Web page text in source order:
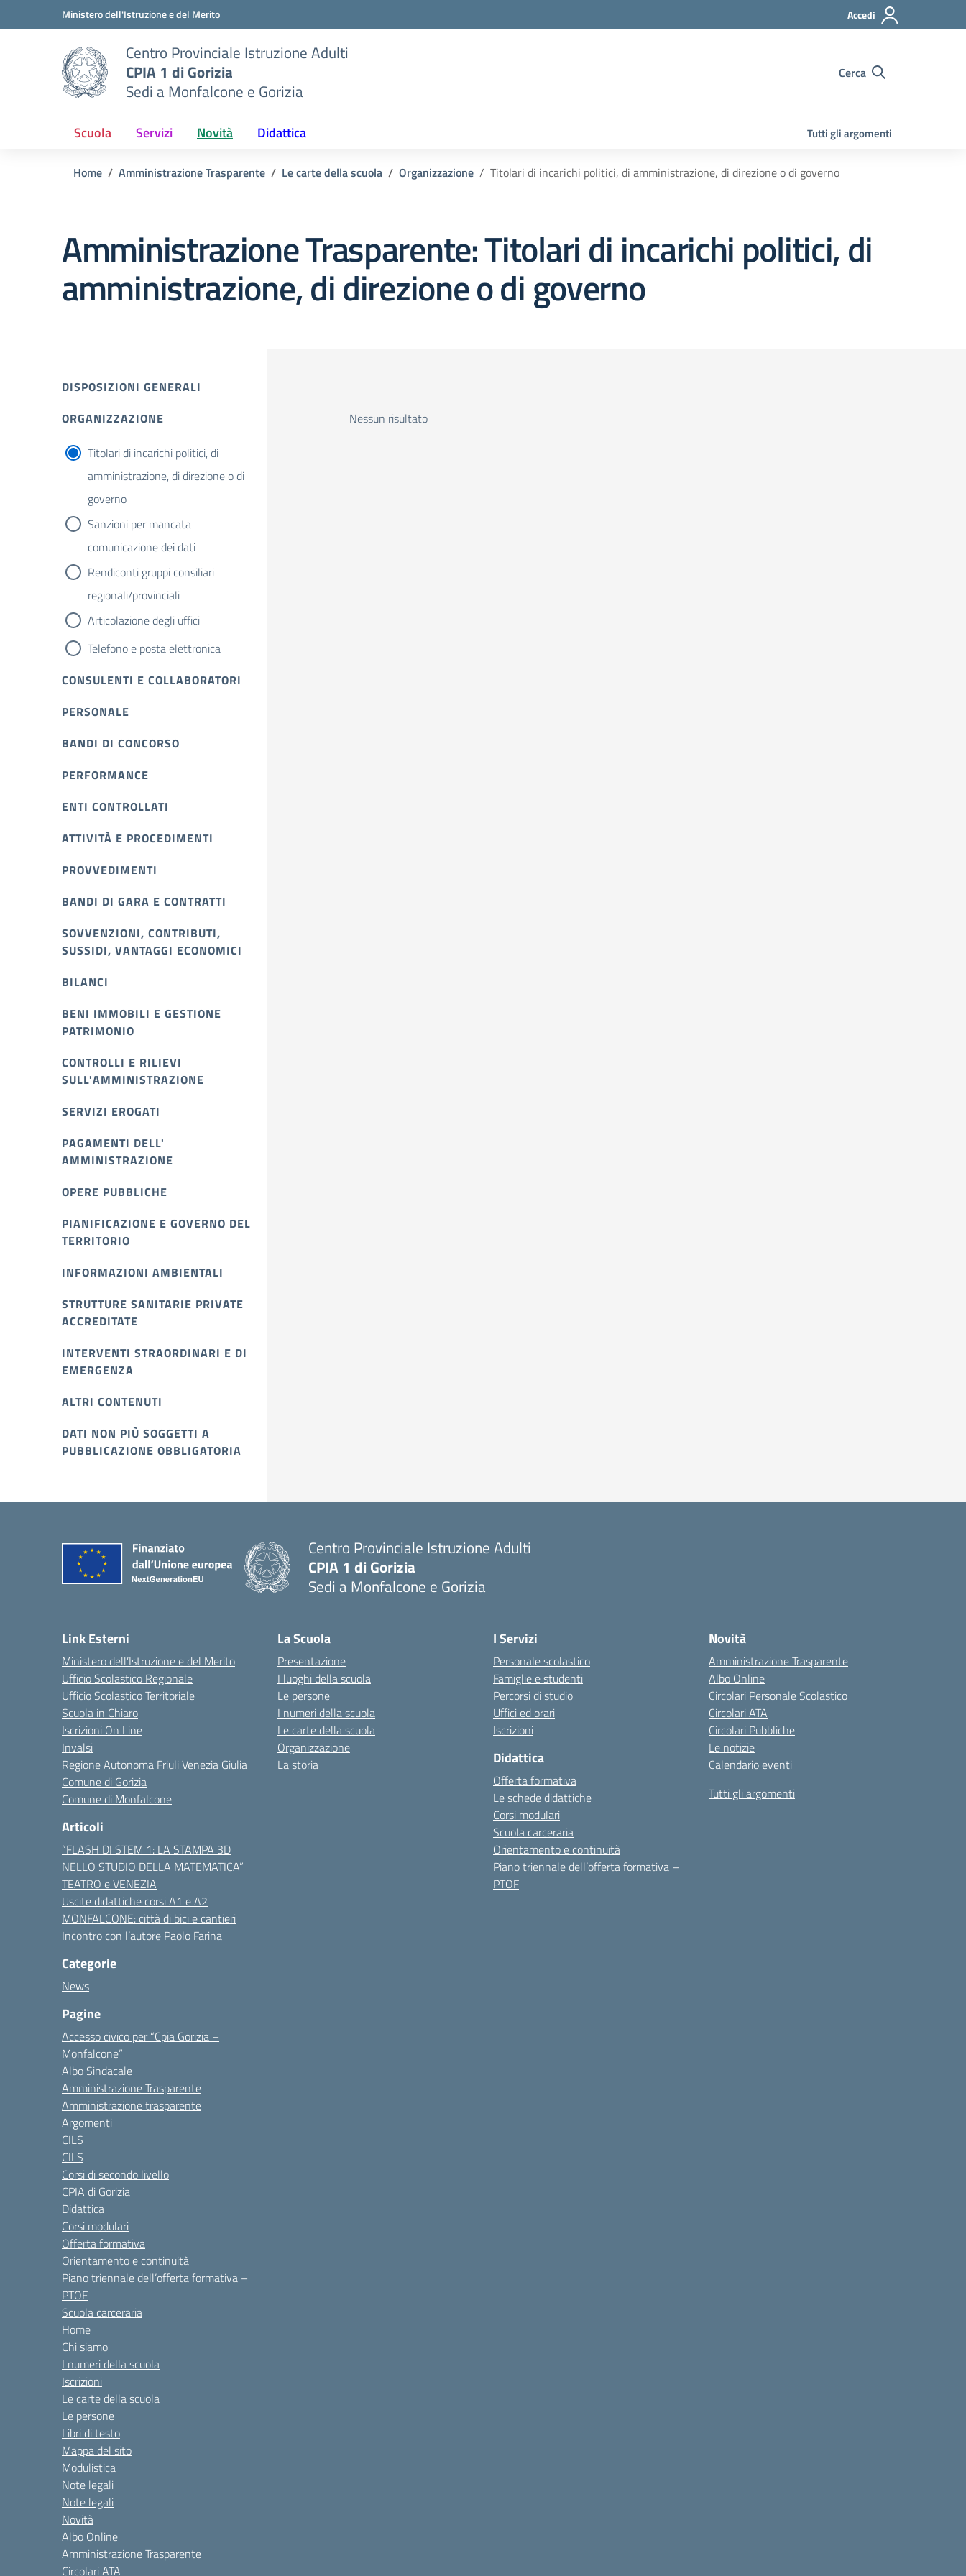
Vai ai contenuti
Vai al menu di navigazioneMinistero dell'Istruzione e del Merito Accedi
Centro Provinciale Istruzione Adulti
CPIA 1 di Gorizia
Sedi a Monfalcone e Gorizia
Cerca
Scuola Servizi Novità Didattica Tutti gli argomenti
Home Amministrazione Trasparente Le carte della scuola Organizzazione Titolari di incarichi politici, di amministrazione, di direzione o di governo
Amministrazione Trasparente:Titolari di incarichi politici, di
amministrazione, di direzione o di governo
DISPOSIZIONI GENERALI
ORGANIZZAZIONE
Titolari di incarichi politici, di
amministrazione, di direzione o di
governo
Sanzioni per mancata
comunicazione dei dati
Rendiconti gruppi consiliari
regionali/provinciali
Articolazione degli uffici
Telefono e posta elettronica
CONSULENTI E COLLABORATORI
PERSONALE
BANDI DI CONCORSO
PERFORMANCE
ENTI CONTROLLATI
ATTIVITÀ E PROCEDIMENTI
PROVVEDIMENTI
BANDI DI GARA E CONTRATTI
SOVVENZIONI, CONTRIBUTI,
SUSSIDI, VANTAGGI ECONOMICI
BILANCI
BENI IMMOBILI E GESTIONE
PATRIMONIO
CONTROLLI E RILIEVI
SULL'AMMINISTRAZIONE
SERVIZI EROGATI
PAGAMENTI DELL'
AMMINISTRAZIONE
OPERE PUBBLICHE
PIANIFICAZIONE E GOVERNO DEL
TERRITORIO
INFORMAZIONI AMBIENTALI
STRUTTURE SANITARIE PRIVATE
ACCREDITATE
INTERVENTI STRAORDINARI E DI
EMERGENZA
ALTRI CONTENUTI
DATI NON PIÙ SOGGETTI A
PUBBLICAZIONE OBBLIGATORIA
Nessun risultato
Centro Provinciale Istruzione Adulti
CPIA 1 di Gorizia
Sedi a Monfalcone e Gorizia
Link Esterni
Ministero dell’Istruzione e del Merito
Ufficio Scolastico Regionale
Ufficio Scolastico Territoriale
Scuola in Chiaro
Iscrizioni On Line
Invalsi
Regione Autonoma Friuli Venezia Giulia
Comune di Gorizia
Comune di Monfalcone
Articoli
“FLASH DI STEM 1: LA STAMPA 3D
NELLO STUDIO DELLA MATEMATICA”
TEATRO e VENEZIA
Uscite didattiche corsi A1 e A2
MONFALCONE: città di bici e cantieri
Incontro con l’autore Paolo Farina
Categorie
News
Pagine
Accesso civico per “Cpia Gorizia –
Monfalcone”
Albo Sindacale
Amministrazione Trasparente
Amministrazione trasparente
Argomenti
CILS
CILS
Corsi di secondo livello
CPIA di Gorizia
Didattica
Corsi modulari
Offerta formativa
Orientamento e continuità
Piano triennale dell’offerta formativa –
PTOF
Scuola carceraria
Home
Chi siamo
I numeri della scuola
Iscrizioni
Le carte della scuola
Le persone
Libri di testo
Mappa del sito
Modulistica
Note legali
Note legali
Novità
Albo Online
Amministrazione Trasparente
Circolari ATA
La Scuola
Presentazione
I luoghi della scuola
Le persone
I numeri della scuola
Le carte della scuola
Organizzazione
La storia
I Servizi
Personale scolastico
Famiglie e studenti
Percorsi di studio
Uffici ed orari
Iscrizioni
Didattica
Offerta formativa
Le schede didattiche
Corsi modulari
Scuola carceraria
Orientamento e continuità
Piano triennale dell’offerta formativa –
PTOF
Novità
Amministrazione Trasparente
Albo Online
Circolari Personale Scolastico
Circolari ATA
Circolari Pubbliche
Le notizie
Calendario eventi
Tutti gli argomenti